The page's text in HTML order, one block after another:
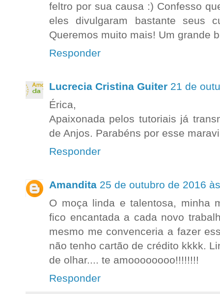
feltro por sua causa :) Confesso
eles divulgaram bastante seus
Queremos muito mais! Um grande
Responder
Lucrecia Cristina Guiter 21 de
Érica,
Apaixonada pelos tutoriais já
de Anjos. Parabéns por esse
Responder
Amandita 25 de outubro de 2016
O moça linda e talentosa, minha
fico encantada a cada novo
mesmo me convenceria a fazer
não tenho cartão de crédito kkkk.
de olhar.... te amoooooooo!!!!!!!!
Responder